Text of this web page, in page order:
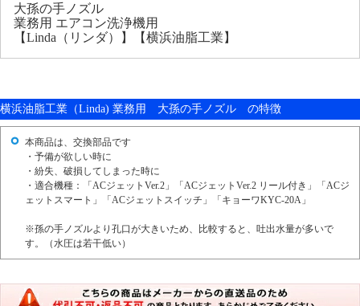
大孫の手ノズル
業務用 エアコン洗浄機用
【Linda（リンダ）】【横浜油脂工業】
横浜油脂工業（Linda) 業務用 大孫の手ノズル の特徴
本商品は、交換部品です
・予備が欲しい時に
・紛失、破損してしまった時に
・適合機種：「ACジェットVer.2」「ACジェットVer.2 リール付き」「ACジ
ェットスマート」「ACジェットスイッチ」「キョーワKYC-20A」
※孫の手ノズルより孔口が大きいため、比較すると、吐出水量が多いで
す。（水圧は若干低い）